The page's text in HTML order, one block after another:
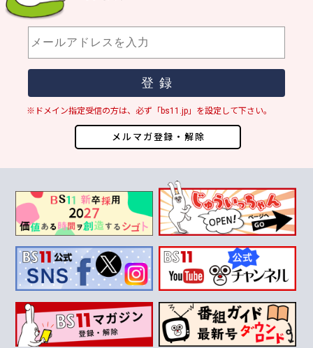
メルマガ登録・解除
※ドメイン指定受信の方は、必ず「bs11.jp」を設定して下さい。